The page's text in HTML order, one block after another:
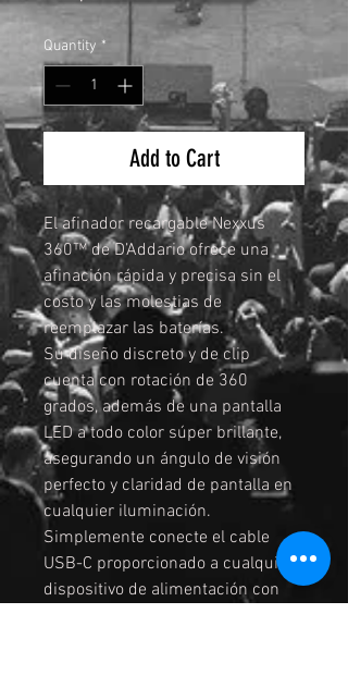
Quantity *
Add to Cart
El afinador recargable Nexxus
360™ de D’Addario ofrece una
afinación rápida y precisa sin el
costo y las molestias de
reemplazar las baterías.
Su diseño discreto y de clip
cuenta con rotación de 360
grados, además de una pantalla
LED a todo color súper brillante,
asegurando un ángulo de visión
perfecto y claridad de pantalla en
cualquier iluminación.
Simplemente conecte el cable
USB-C proporcionado a cualquier
dispositivo de alimentación con